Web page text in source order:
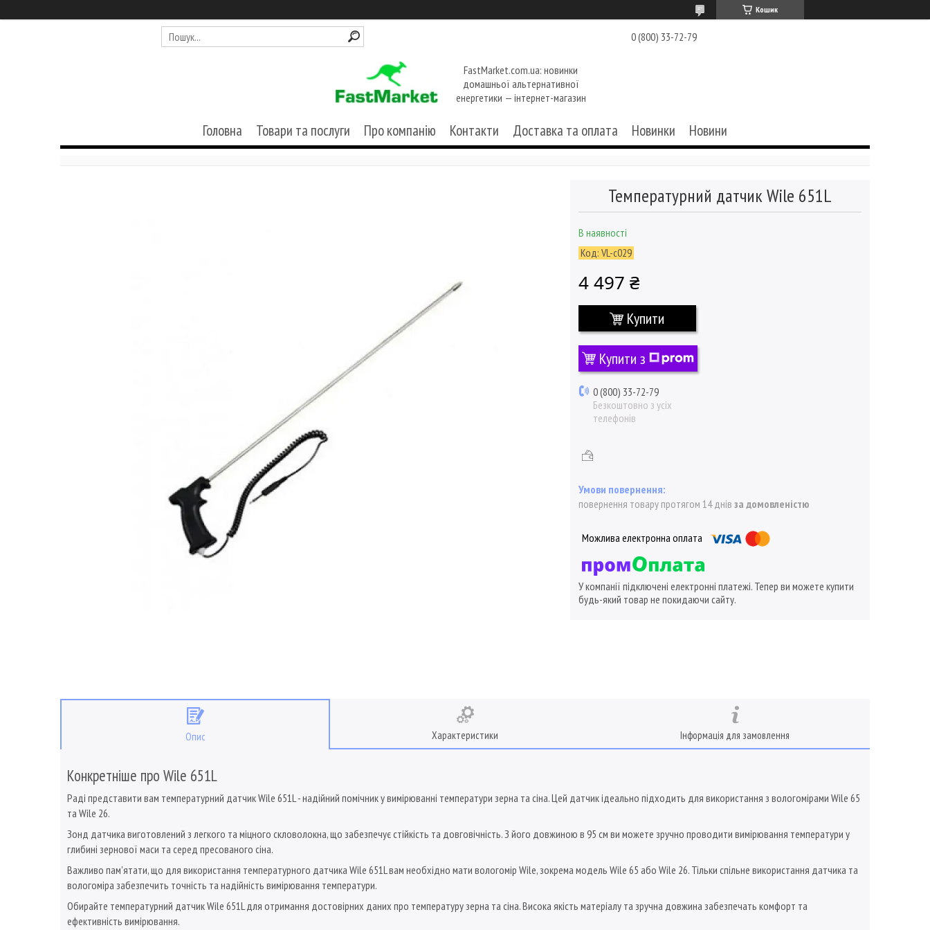
Кошик
0 (800) 33-72-79
FastMarket.com.ua: новинки
домашньої альтернативної
енергетики — інтернет-магазин
Головна Товари та послуги Про компанію Контакти Доставка та оплата Новинки Новини
Температурний датчик Wile 651L
В наявності
Код: VL-с029
4 497 ₴
Купити
Купити з
0 (800) 33-72-79
Безкоштовно з усіх
телефонів
повернення товару протягом 14 днів за домовленістю
У компанії підключені електронні платежі. Тепер ви можете купити
будь-який товар не покидаючи сайту.
Опис Характеристики Інформація для замовлення
Конкретніше про Wile 651L
Раді представити вам температурний датчик Wile 651L - надійний помічник у вимірюванні температури зерна та сіна. Цей датчик ідеально підходить для використання з вологомірами Wile 65
та Wile 26.
Зонд датчика виготовлений з легкого та міцного скловолокна, що забезпечує стійкість та довговічність. З його довжиною в 95 см ви можете зручно проводити вимірювання температури у
глибині зернової маси та серед пресованого сіна.
Важливо пам'ятати, що для використання температурного датчика Wile 651L вам необхідно мати вологомір Wile, зокрема модель Wile 65 або Wile 26. Тільки спільне використання датчика та
вологоміра забезпечить точність та надійність вимірювання температури.
Обирайте температурний датчик Wile 651L для отримання достовірних даних про температуру зерна та сіна. Висока якість матеріалу та зручна довжина забезпечать комфорт та
ефективність вимірювання.